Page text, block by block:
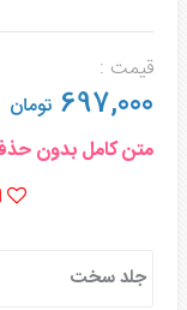
قیمت :
697,000 تومان
متن کامل بدون
جلد سخت